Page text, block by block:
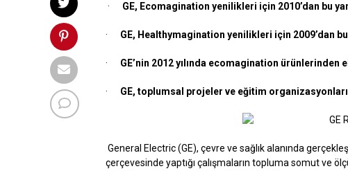
· GE, Ecomagination yenilikleri için 2010’dan bu
· GE, Healthymagination yenilikleri için 2009’dan
· GE’nin 2012 yılında ecomagination
· GE, toplumsal projeler ve eğitim
General Electric (GE), çevre ve sağlık alanında
çerçevesinde yaptığı çalışmaların topluma somut ve